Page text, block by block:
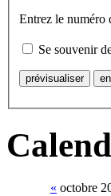
Entrez le numéro
Se souvenir
« octobre